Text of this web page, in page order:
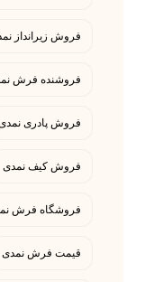
فروش زیرانداز
فروشنده فرش
فروش پادری
فروش کیف نمدی
فروشگاه فرش
قیمت فرش نمدی